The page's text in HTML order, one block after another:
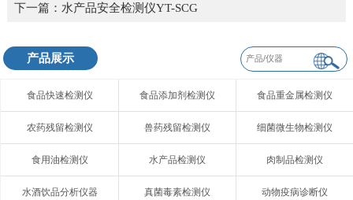
下一篇： 水产品安全检测仪YT-SCG
产品展示
食品快速检测仪 食品添加剂检测仪 食品重金属检测仪
农药残留检测仪 兽药残留检测仪 细菌微生物检测仪
食用油检测仪 水产品检测仪 肉制品检测仪
水酒饮品分析仪器 真菌毒素检测仪 动物疫病诊断仪